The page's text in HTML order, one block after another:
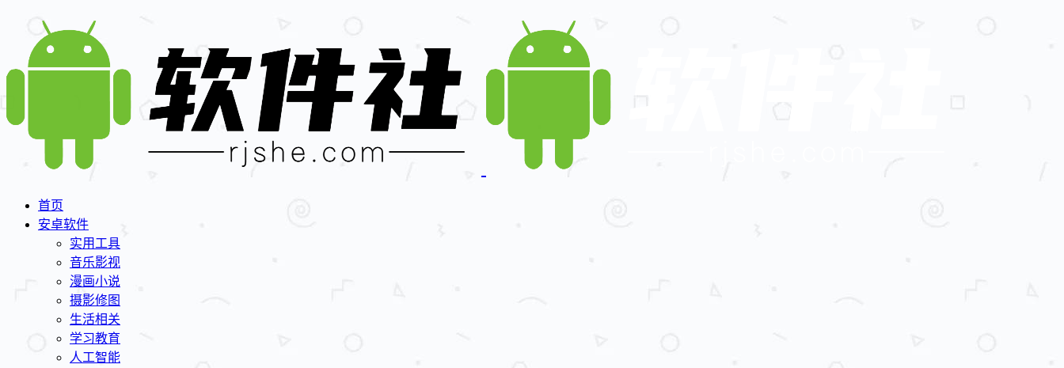
首页
安卓软件
实用工具
音乐影视
漫画小说
摄影修图
生活相关
学习教育
人工智能